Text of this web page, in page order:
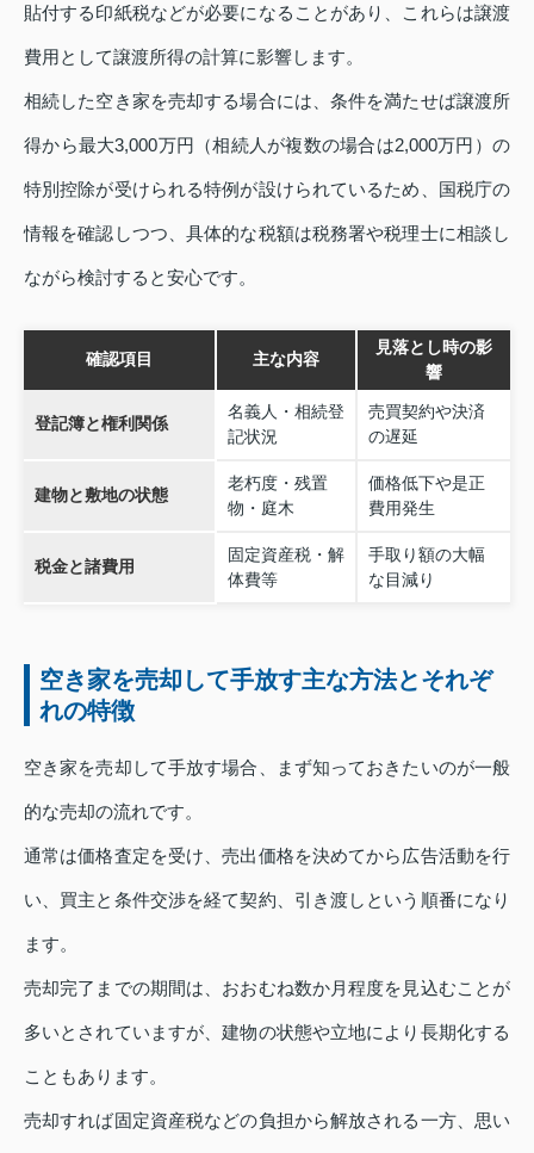
貼付する印紙税などが必要になることがあり、これらは譲渡
費用として譲渡所得の計算に影響します。
相続した空き家を売却する場合には、条件を満たせば譲渡所
得から最大3,000万円（相続人が複数の場合は2,000万円）の
特別控除が受けられる特例が設けられているため、国税庁の
情報を確認しつつ、具体的な税額は税務署や税理士に相談し
ながら検討すると安心です。
確認項目 主な内容
見落とし時の影
響
登記簿と権利関係
名義人・相続登
記状況
売買契約や決済
の遅延
建物と敷地の状態
老朽度・残置
物・庭木
価格低下や是正
費用発生
税金と諸費用
固定資産税・解
体費等
手取り額の大幅
な目減り
空き家を売却して手放す主な方法とそれぞ
れの特徴
空き家を売却して手放す場合、まず知っておきたいのが一般
的な売却の流れです。
通常は価格査定を受け、売出価格を決めてから広告活動を行
い、買主と条件交渉を経て契約、引き渡しという順番になり
ます。
売却完了までの期間は、おおむね数か月程度を見込むことが
多いとされていますが、建物の状態や立地により長期化する
こともあります。
売却すれば固定資産税などの負担から解放される一方、思い